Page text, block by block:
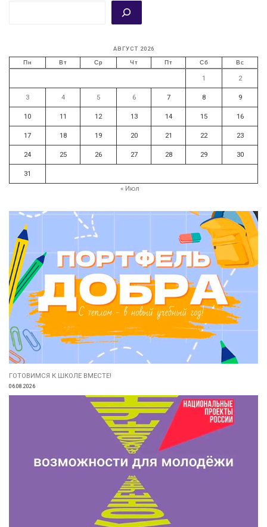
АВГУСТ 2026
Пн Вт Ср Чт Пт Сб Вс
1 2
3 4 5 6 7 8 9
10 11 12 13 14 15 16
17 18 19 20 21 22 23
24 25 26 27 28 29 30
31
« Июл
ГОТОВИМСЯ К ШКОЛЕ ВМЕСТЕ!
06.08.2026